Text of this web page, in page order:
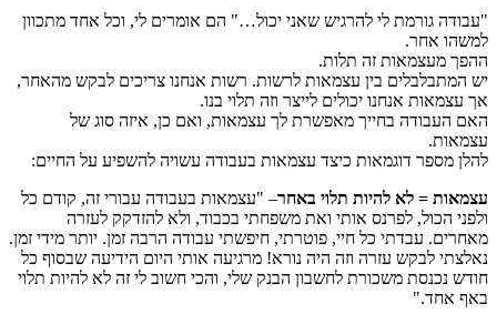
"עבודה גורמת לי להרגיש שאני יכול…" הם אומרים לי, וכל אחד מתכוון
למשהו אחר.
ההפך מעצמאות זה תלות.
יש המתבלבלים בין עצמאות לרשות. רשות אנחנו צריכים לבקש מהאחר,
אך עצמאות אנחנו יכולים לייצר וזה תלוי בנו.
האם העבודה בחייך מאפשרת לך עצמאות, ואם כן, איזה סוג של
עצמאות.
להלן מספר דוגמאות כיצד עצמאות בעבודה עשויה להשפיע על החיים:
עצמאות = לא להיות תלוי באחר– "עצמאות בעבודה עבורי זה, קודם כל
ולפני הכול, לפרנס אותי ואת משפחתי בכבוד, ולא להזדקק לעזרה
מאחרים. עבדתי כל חיי, פוטרתי, חיפשתי עבודה הרבה זמן. יותר מידי זמן.
נאלצתי לבקש עזרה וזה היה נורא! מרגיעה אותי היום הידיעה שבסוף כל
חודש נכנסת משכורת לחשבון הבנק שלי, והכי חשוב לי זה לא להיות תלוי
באף אחד."